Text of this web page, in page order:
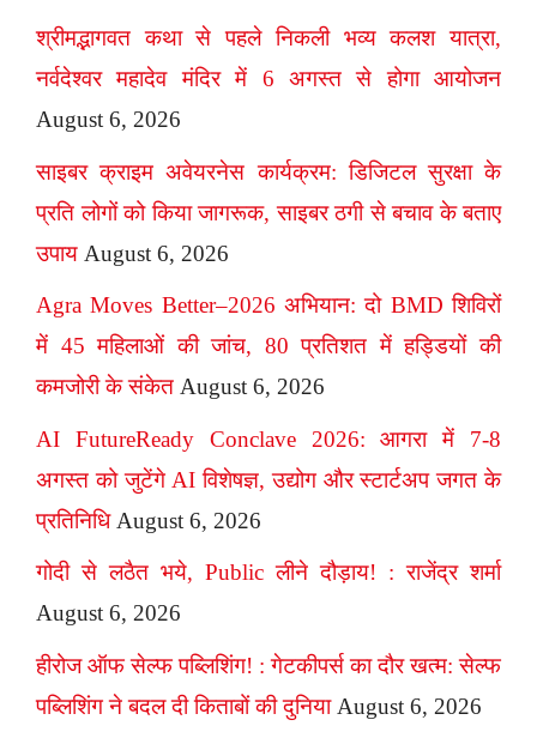
श्रीमद्भागवत कथा से पहले निकली भव्य कलश यात्रा,
नर्वदेश्वर महादेव मंदिर में 6 अगस्त से होगा आयोजन
August 6, 2026
साइबर क्राइम अवेयरनेस कार्यक्रम: डिजिटल सुरक्षा के
प्रति लोगों को किया जागरूक, साइबर ठगी से बचाव के बताए
उपाय August 6, 2026
Agra Moves Better–2026 अभियान: दो BMD शिविरों
में 45 महिलाओं की जांच, 80 प्रतिशत में हड्डियों की
कमजोरी के संकेत August 6, 2026
AI FutureReady Conclave 2026: आगरा में 7-8
अगस्त को जुटेंगे AI विशेषज्ञ, उद्योग और स्टार्टअप जगत के
प्रतिनिधि August 6, 2026
गोदी से लठैत भये, Public लीने दौड़ाय! : राजेंद्र शर्मा
August 6, 2026
हीरोज ऑफ सेल्फ पब्लिशिंग! : गेटकीपर्स का दौर खत्म: सेल्फ
पब्लिशिंग ने बदल दी किताबों की दुनिया August 6, 2026